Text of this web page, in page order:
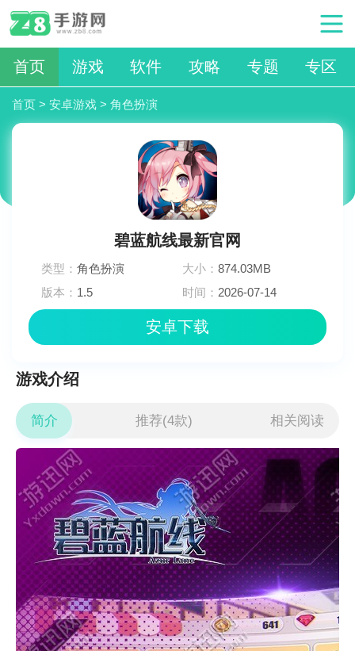
首页 游戏 软件 攻略 专题 专区
首页 > 安卓游戏 > 角色扮演
碧蓝航线最新官网
类型：角色扮演 大小：874.03MB
版本： 1.5 时间： 2026-07-14
安卓下载
游戏介绍
简介 推荐(4款) 相关阅读